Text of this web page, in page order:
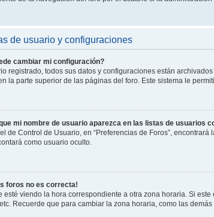
de usuario y configuraciones
cambiar mi configuración?
registrado, todos sus datos y configuraciones están
la parte superior de las páginas del foro. Este sistema le
mi nombre de usuario aparezca en las listas de usuarios
de Control de Usuario, en “Preferencias de Foros”, encontrará
como usuario oculto.
foros no es correcta!
esté viendo la hora correspondiente a otra zona horaria. Si
Recuerde que para cambiar la zona horaria, como las